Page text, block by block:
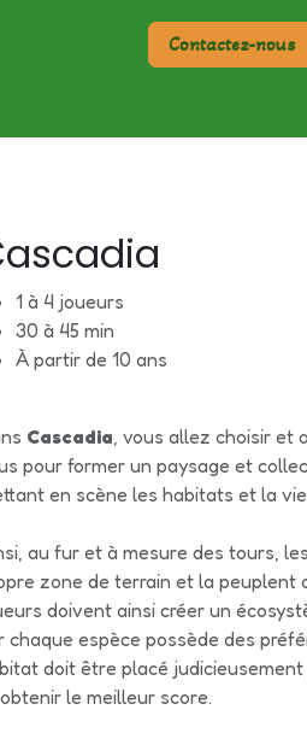
Contactez-nous​
1 à 4 joueurs
30 à 45 min
À partir de 10 ans
Cascadia, vous allez choisir et
pour former un paysage et
en scène les habitats et la
au fur et à mesure des tours,
zone de terrain et la peuplent
doivent ainsi créer un
chaque espèce possède des
doit être placé
le meilleur score.